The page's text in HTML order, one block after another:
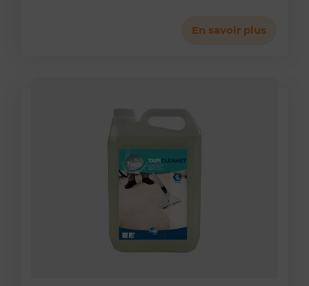
En savoir plus